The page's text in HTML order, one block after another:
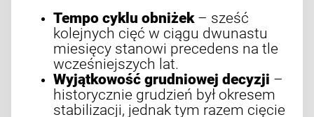
Tempo cyklu obniżek– sześć
kolejnych cięć w ciągu dwunastu
miesięcy stanowi precedens na tle
wcześniejszych lat.
Wyjątkowość grudniowej decyzji –
historycznie grudzień był okresem
stabilizacji, jednak tym razem cięcie